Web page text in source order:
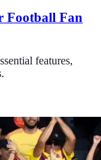
Football Fan
features,